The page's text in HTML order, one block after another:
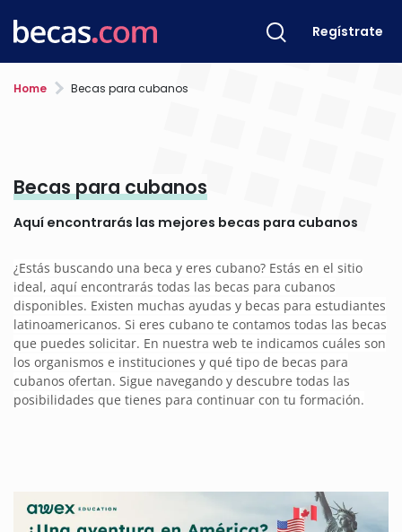
Regístrate
Home Becas para cubanos
Becas para cubanos
Aquí encontrarás las mejores becas para cubanos
¿Estás buscando una beca y eres cubano? Estás en el sitio
ideal, aquí encontrarás todas las becas para cubanos
disponibles. Existen muchas ayudas y becas para estudiantes
latinoamericanos. Si eres cubano te contamos todas las becas
que puedes solicitar. En nuestra web te indicamos cuáles son
los organismos e instituciones y qué tipo de becas para
cubanos ofertan. Sigue navegando y descubre todas las
posibilidades que tienes para continuar con tu formación.